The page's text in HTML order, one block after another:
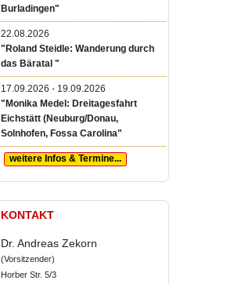
Burladingen"
22.08.2026
"Roland Steidle: Wanderung durch
das Bäratal "
17.09.2026 - 19.09.2026
"Monika Medel: Dreitagesfahrt
Eichstätt (Neuburg/Donau,
Solnhofen, Fossa Carolina"
weitere Infos & Termine...
KONTAKT
Dr. Andreas Zekorn
(Vorsitzender)
Horber Str. 5/3